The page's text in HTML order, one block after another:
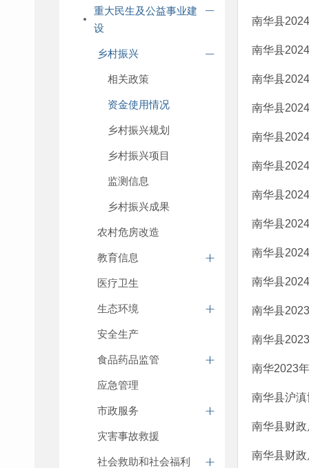
重大民生及公益事业建
设
乡村振兴
相关政策
资金使用情况
乡村振兴规划
乡村振兴项目
监测信息
乡村振兴成果
农村危房改造
教育信息
医疗卫生
生态环境
安全生产
食品药品监管
应急管理
市政服务
灾害事故救援
社会救助和社会福利
南华县
南华县
南华县
南华县
南华县
南华县
南华县
南华县
南华县
南华县
南华县
南华县
南华2023
南华县沪
南华县财
南华县财